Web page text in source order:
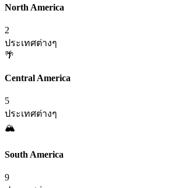
North America
2
ประเทศต่างๆ
🌴
Central America
5
ประเทศต่างๆ
🏔️
South America
9